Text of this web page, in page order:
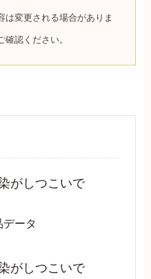
変更される場合がありま
認ください。
がしつこいで
ータ
がしつこいで